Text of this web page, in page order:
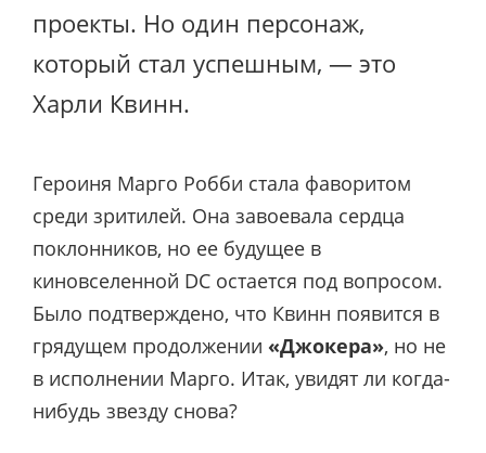
проекты. Но один персонаж,
который стал успешным, — это
Харли Квинн.
Героиня Марго Робби стала фаворитом
среди зритилей. Она завоевала сердца
поклонников, но ее будущее в
киновселенной DC остается под вопросом.
Было подтверждено, что Квинн появится в
грядущем продолжении «Джокера», но не
в исполнении Марго. Итак, увидят ли когда-
нибудь звезду снова?